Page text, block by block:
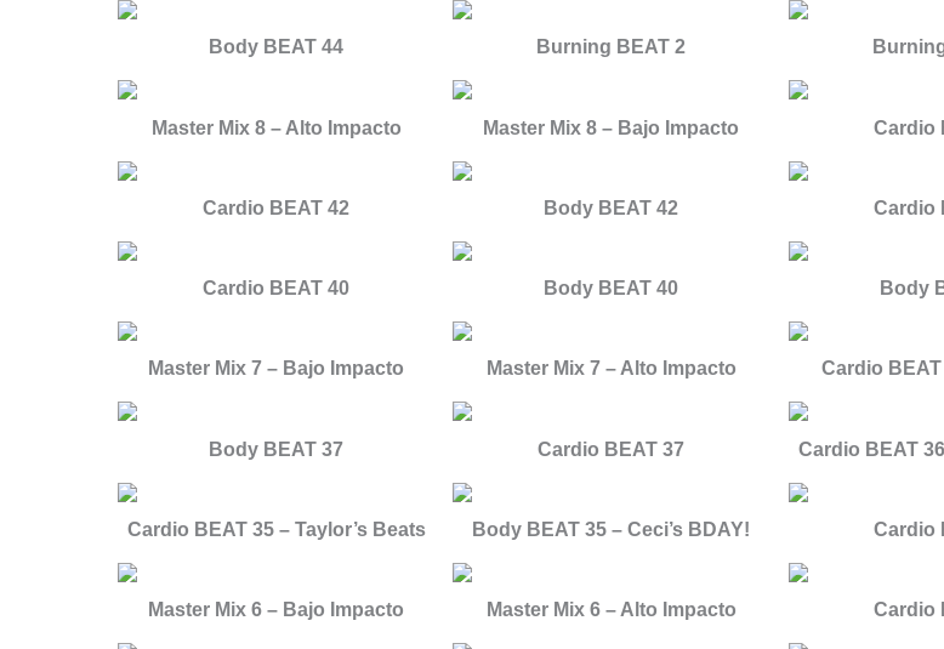
Body BEAT 44 Burning BEAT 2
Master Mix 8 – Alto Impacto Master Mix 8 – Bajo Impacto Cardio
Cardio BEAT 42 Body BEAT 42 Cardio
Cardio BEAT 40 Body BEAT 40 Body
Master Mix 7 – Bajo Impacto Master Mix 7 – Alto Impacto Cardio
Body BEAT 37 Cardio BEAT 37 Cardio BEAT
Cardio BEAT 35 – Taylor’s Beats Body BEAT 35 – Ceci’s BDAY! Cardio
Master Mix 6 – Bajo Impacto Master Mix 6 – Alto Impacto Cardio